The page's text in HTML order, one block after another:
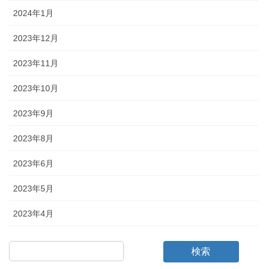
2024年1月
2023年12月
2023年11月
2023年10月
2023年9月
2023年8月
2023年6月
2023年5月
2023年4月
検索